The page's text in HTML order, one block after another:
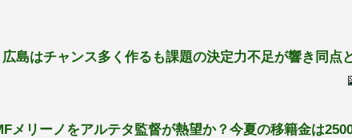
広島はチャンス多く作るも課題の決定力不足が響き同
メリーノをアルテタ監督が熱望か？今夏の移籍金は